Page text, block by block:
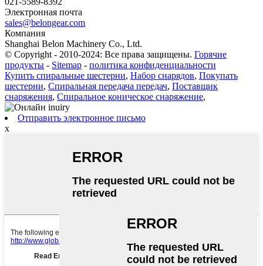
Электронная почта
sales@belongear.com
Компания
Shanghai Belon Machinery Co., Ltd.
© Copyright - 2010-2024: Все права защищены. Горячие
продукты - Sitemap - политика конфиденциальности
Купить спиральные шестерни, Набор снарядов, Покупать
шестерни, Спиральная передача передач, Поставщик
снаряжения, Спиральное коническое снаряжение,
Отправить электронное письмо
x